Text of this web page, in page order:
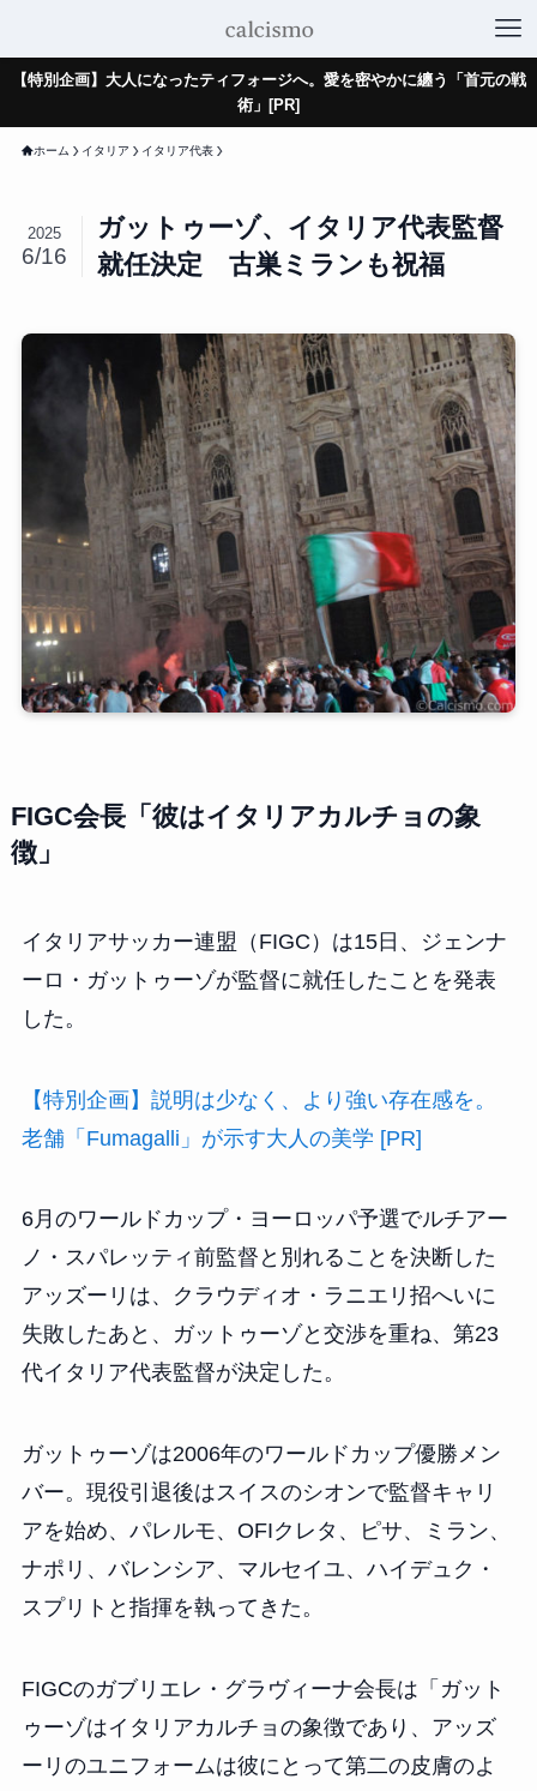
【特別企画】大人になったティフォージへ。愛を密やかに纏う「首元の戦
術」[PR]
ホーム イタリア イタリア代表
ガットゥーゾ、イタリア代表監督
就任決定 古巣ミランも祝福
2025
6/16
FIGC会長「彼はイタリアカルチョの象
徴」
イタリアサッカー連盟（FIGC）は15日、ジェンナ
ーロ・ガットゥーゾが監督に就任したことを発表
した。
【特別企画】説明は少なく、より強い存在感を。
老舗「Fumagalli」が示す大人の美学 [PR]
6月のワールドカップ・ヨーロッパ予選でルチアー
ノ・スパレッティ前監督と別れることを決断した
アッズーリは、クラウディオ・ラニエリ招へいに
失敗したあと、ガットゥーゾと交渉を重ね、第23
代イタリア代表監督が決定した。
ガットゥーゾは2006年のワールドカップ優勝メン
バー。現役引退後はスイスのシオンで監督キャリ
アを始め、パレルモ、OFIクレタ、ピサ、ミラン、
ナポリ、バレンシア、マルセイユ、ハイデュク・
スプリトと指揮を執ってきた。
FIGCのガブリエレ・グラヴィーナ会長は「ガット
ゥーゾはイタリアカルチョの象徴であり、アッズ
ーリのユニフォームは彼にとって第二の皮膚のよ